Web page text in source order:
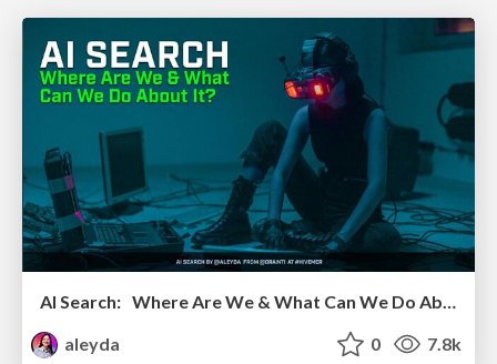
AI Search: Where Are We & What Can We Do About It?
aleyda
0 7.8k